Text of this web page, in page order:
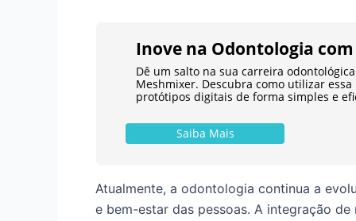
Inove na Odontologia
Dê um salto na sua carreira
Meshmixer. Descubra como utilizar
protótipos digitais de forma simples e
Saiba Mais
Atualmente, a odontologia continua a
e bem-estar das pessoas. A integração